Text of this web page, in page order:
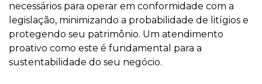
necessários para operar em conformidade com a
legislação, minimizando a probabilidade de litígios e
protegendo seu patrimônio. Um atendimento
proativo como este é fundamental para a
sustentabilidade do seu negócio.